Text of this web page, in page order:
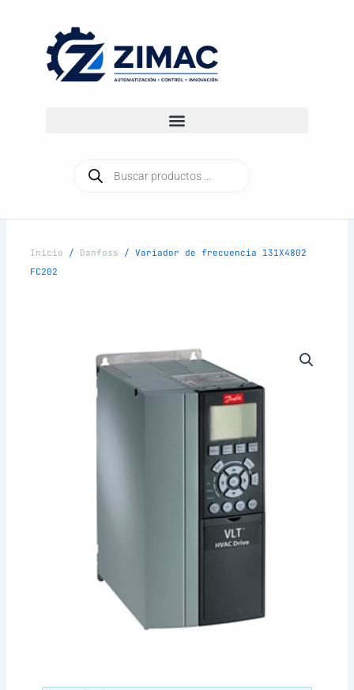
contenido
productos
Inicio / Danfoss / Variador de frecuencia 131X4802
FC202